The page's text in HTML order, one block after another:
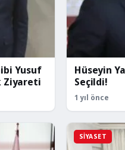
Yusuf
Ziyareti
Hüseyin
Seçildi!
1 yıl önce
SIYASET